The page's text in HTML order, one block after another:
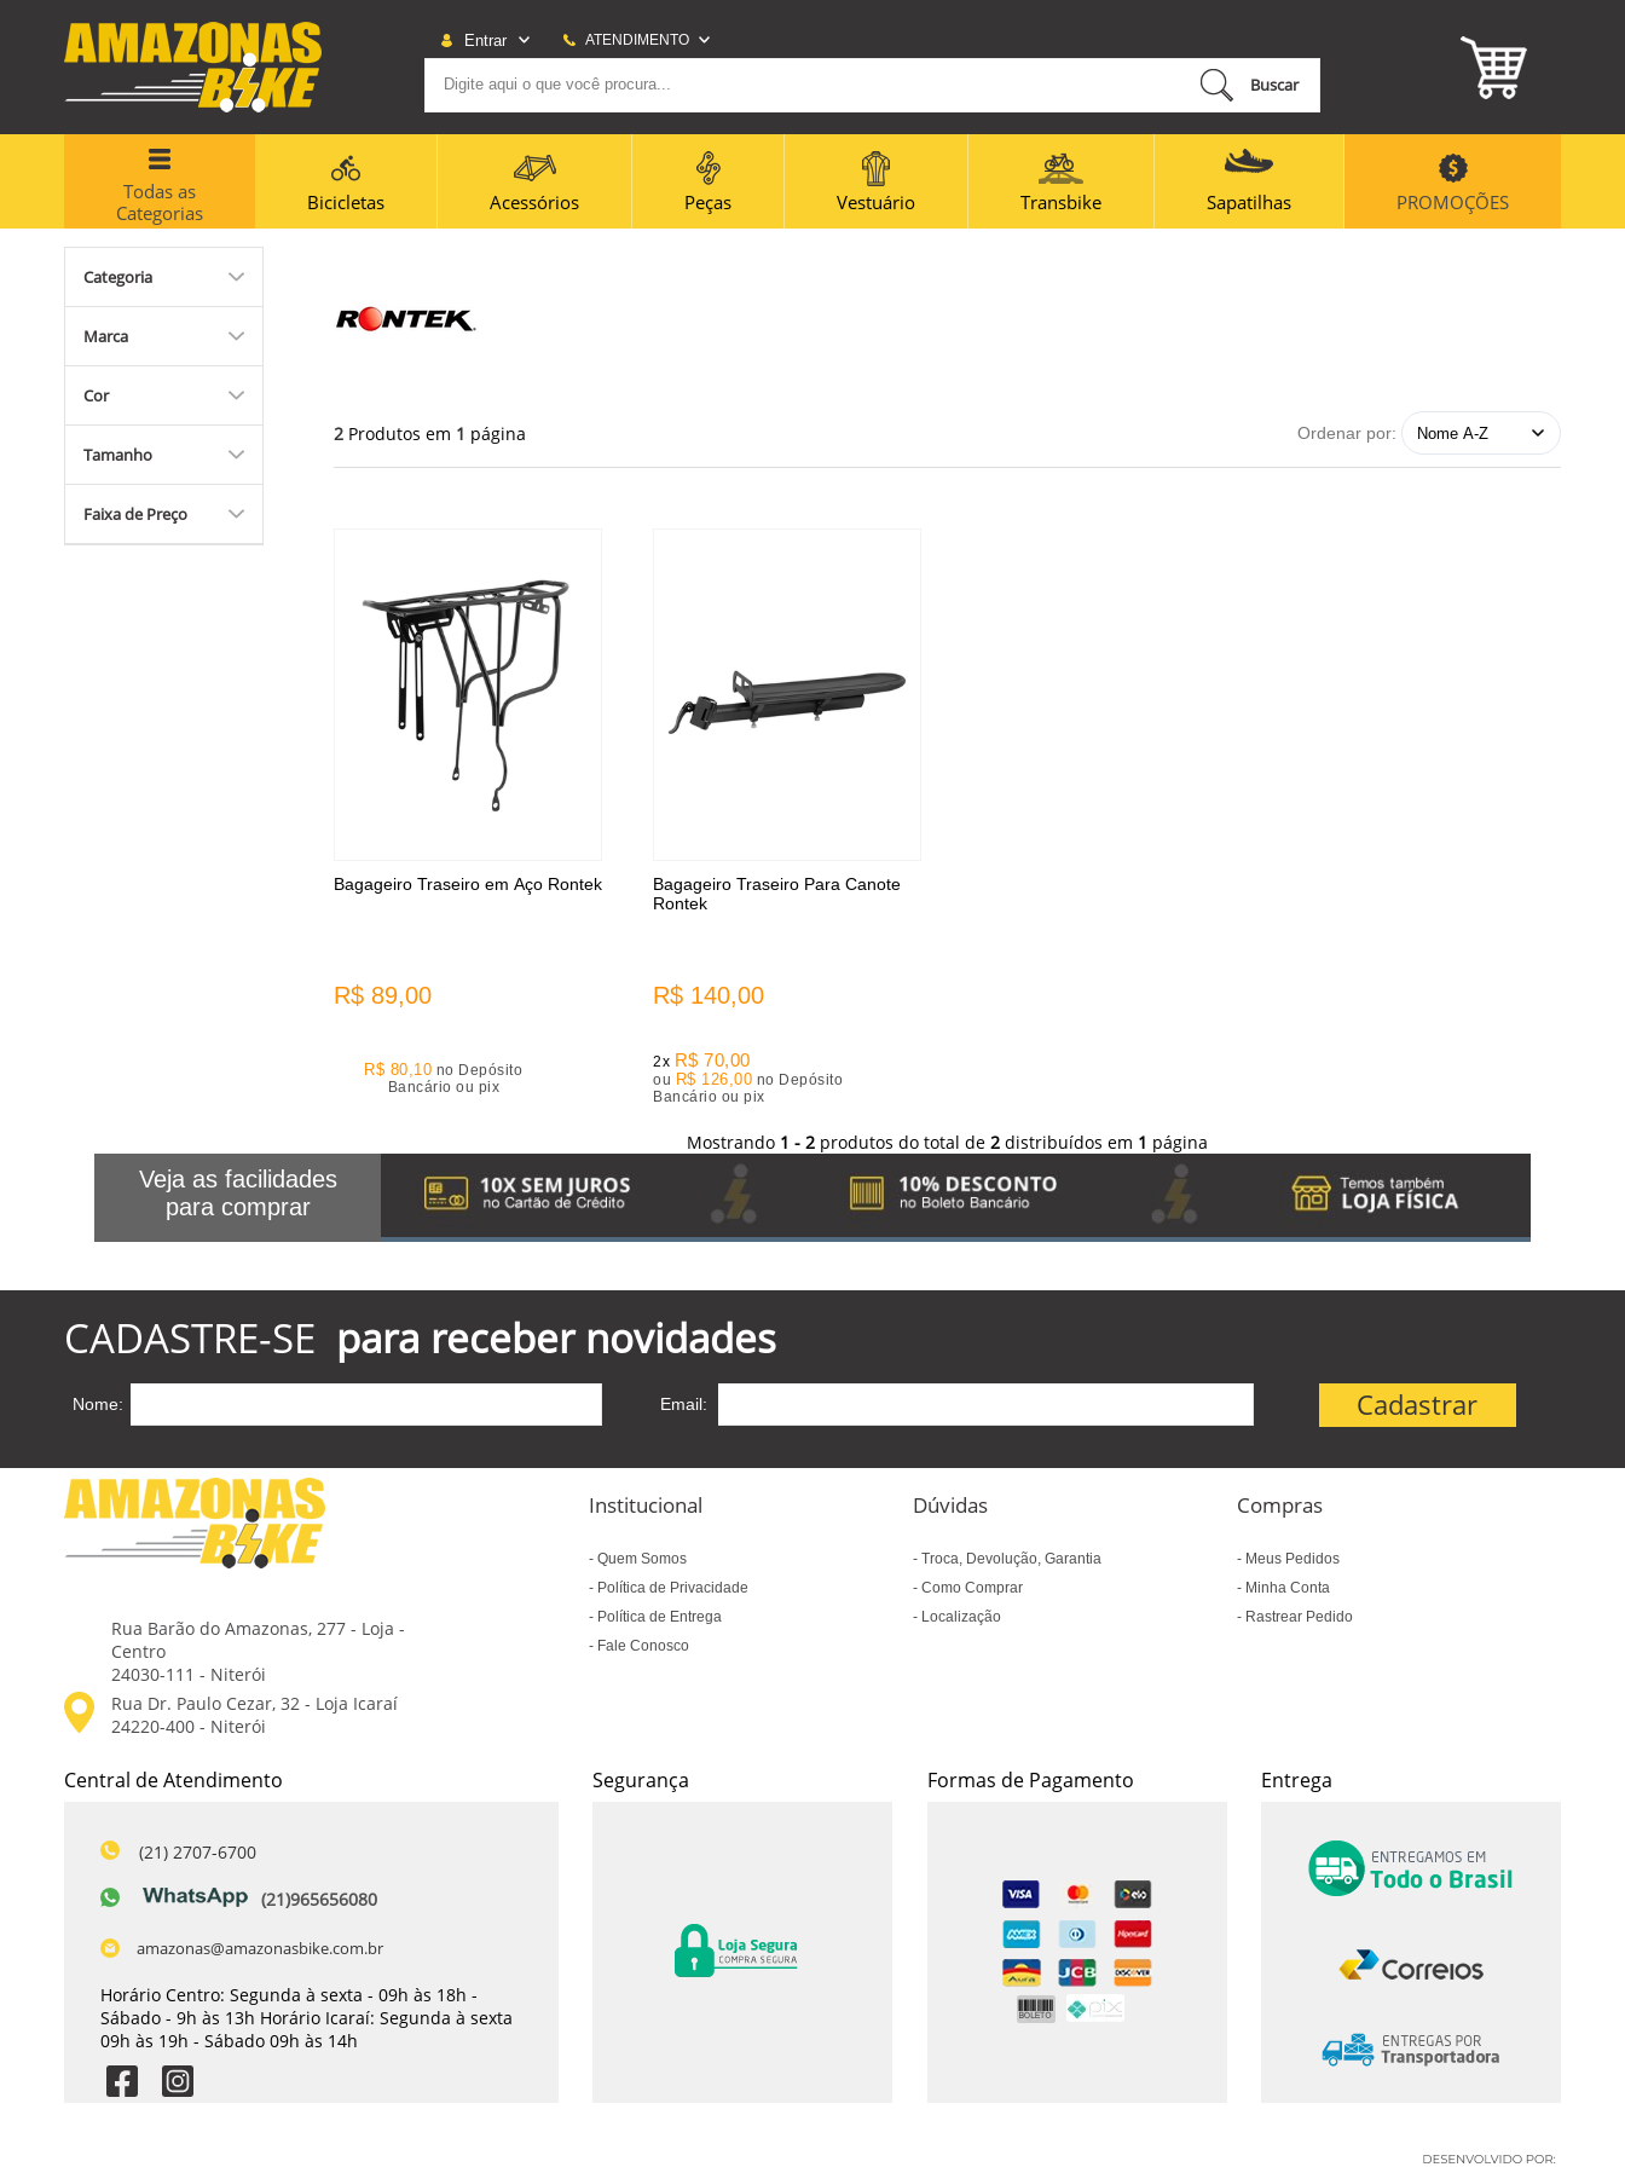
Entrar ATENDIMENTO
amazonas@amazonasbike.com.br
Horário Centro: Segunda à sexta - 09h às 18h -
Buscar
Todas as
Categorias
Bicicletas Acessórios Peças Vestuário Transbike Sapatilhas PROMOÇÕES
Categoria
Marca
Cor
Tamanho
Faixa de Preço
2 Produtos em 1 página Ordenar por:
Bagageiro Traseiro em Aço Rontek
R$ 89,00
R$ 80,10 no Depósito
Bancário ou pix
Bagageiro Traseiro Para Canote
Rontek
R$ 140,00
2x R$ 70,00
ou R$ 126,00 no Depósito
Bancário ou pix
Mostrando 1 - 2 produtos do total de 2distribuídos em 1 página
Veja as facilidades
para comprar
CADASTRE-SE para receber novidades
Nome: Email:
Rua Barão do Amazonas, 277 - Loja -
Centro
24030-111 - Niterói
Institucional
Quem Somos
Política de Privacidade
Política de Entrega
Fale Conosco
Dúvidas
Troca, Devolução, Garantia
Como Comprar
Localização
Compras
Meus Pedidos
Minha Conta
Rastrear Pedido
Central de Atendimento
(21) 2707-6700
(21)965656080
amazonas@amazonasbike.com.br
Horário Centro: Segunda à sexta - 09h às 18h -
Sábado - 9h às 13h Horário Icaraí: Segunda à sexta
09h às 19h - Sábado 09h às 14h
Segurança Formas de Pagamento Entrega